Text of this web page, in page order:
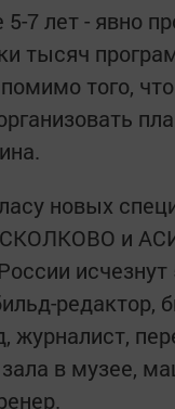
7 лет - явно
тысяч
того,
новых
и
редактор,
журналист,
в музее,